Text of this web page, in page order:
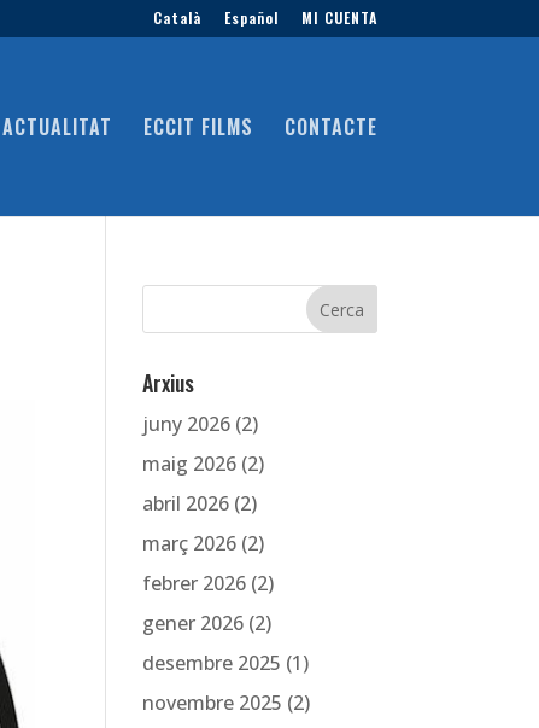
Català Español MI CUENTA
ACTUALITAT ECCIT FILMS CONTACTE
Arxius
juny 2026 (2)
maig 2026 (2)
abril 2026 (2)
març 2026 (2)
febrer 2026 (2)
gener 2026 (2)
desembre 2025 (1)
novembre 2025 (2)